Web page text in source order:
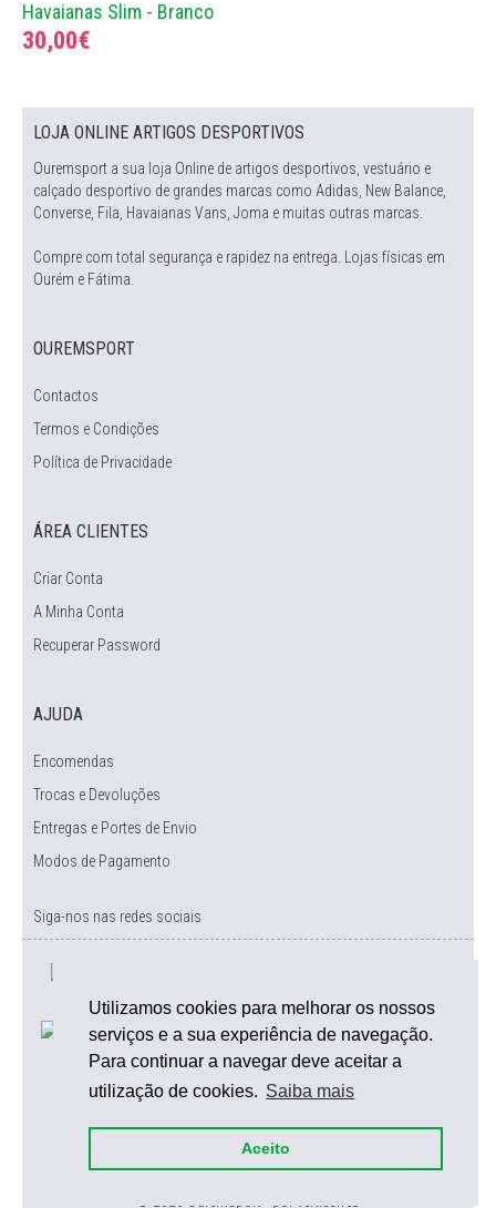
Utilizamos cookies para melhorar os nossos
serviços e a sua experiência de navegação.
Para continuar a navegar deve aceitar a
utilização de cookies. Saiba mais
Aceito
Havaianas Slim - Branco
30,00€
LOJA ONLINE ARTIGOS DESPORTIVOS
Ouremsport a sua loja Online de artigos desportivos, vestuário e
calçado desportivo de grandes marcas como Adidas, New Balance,
Converse, Fila, Havaianas Vans, Joma e muitas outras marcas.
Compre com total segurança e rapidez na entrega. Lojas físicas em
Ourém e Fátima.
OUREMSPORT
Contactos
Termos e Condições
Política de Privacidade
ÁREA CLIENTES
Criar Conta
A Minha Conta
Recuperar Password
AJUDA
Encomendas
Trocas e Devoluções
Entregas e Portes de Envio
Modos de Pagamento
Siga-nos nas redes sociais